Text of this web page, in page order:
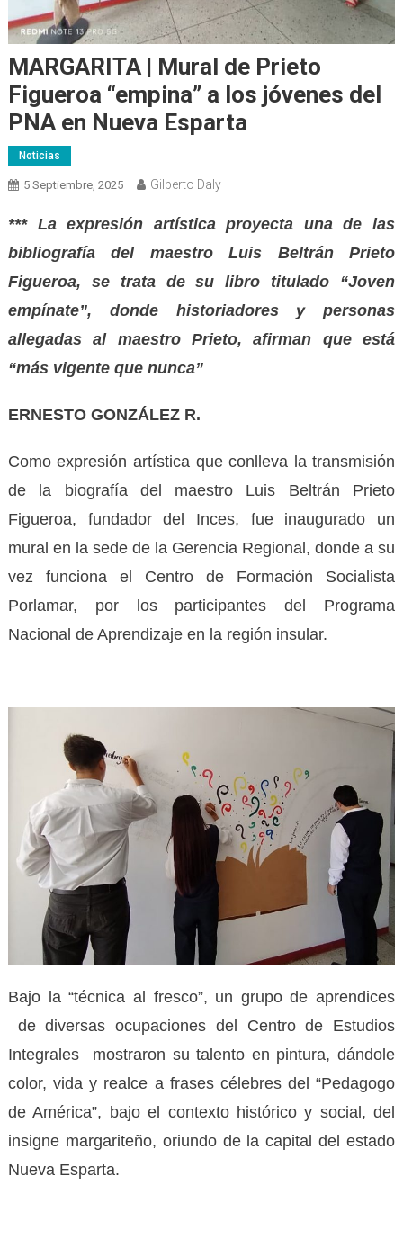
MARGARITA | Mural de Prieto
Figueroa “empina” a los jóvenes del
PNA en Nueva Esparta
Noticias
5 Septiembre, 2025 Gilberto Daly
***La expresión artística proyecta una de las
bibliografía del maestro Luis Beltrán Prieto
Figueroa, se trata de su libro titulado “Joven
empínate”, donde historiadores y personas
allegadas al maestro Prieto, afirman que está
“más vigente que nunca”
ERNESTO GONZÁLEZ R.
Como expresión artística que conlleva la transmisión
de la biografía del maestro Luis Beltrán Prieto
Figueroa, fundador del Inces, fue inaugurado un
mural en la sede de la Gerencia Regional, donde a su
vez funciona el Centro de Formación Socialista
Porlamar, por los participantes del Programa
Nacional de Aprendizaje en la región insular.
Bajo la “técnica al fresco”, un grupo de aprendices
de diversas ocupaciones del Centro de Estudios
Integrales mostraron su talento en pintura, dándole
color, vida y realce a frases célebres del “Pedagogo
de América”, bajo el contexto histórico y social, del
insigne margariteño, oriundo de la capital del estado
Nueva Esparta.